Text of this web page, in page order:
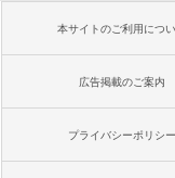
本サイトのご利用につ
広告掲載のご案内
プライバシーポリシー